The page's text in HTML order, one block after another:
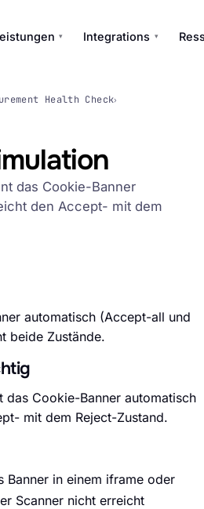
▾ Integrations ▾
▾
anfragen
Health Check›
das Cookie-Banner
den Accept- mit dem
automatisch (Accept-all und
beide Zustände.
das Cookie-Banner automatisch
mit dem Reject-Zustand.
Banner in einem iframe oder
Scanner nicht erreicht